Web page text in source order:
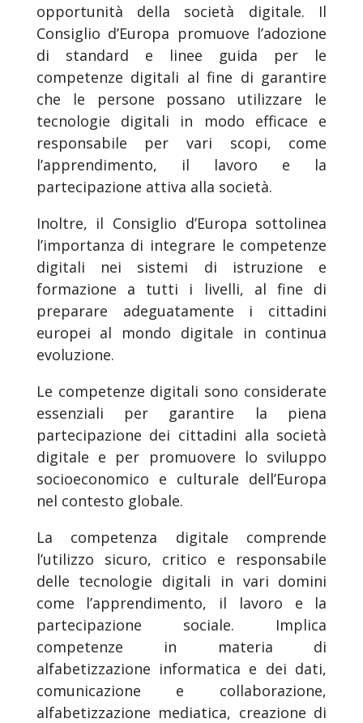
opportunità della società digitale. Il
Consiglio d’Europa promuove l’adozione
di standard e linee guida per le
competenze digitali al fine di garantire
che le persone possano utilizzare le
tecnologie digitali in modo efficace e
responsabile per vari scopi, come
l’apprendimento, il lavoro e la
partecipazione attiva alla società.
Inoltre, il Consiglio d’Europa sottolinea
l’importanza di integrare le competenze
digitali nei sistemi di istruzione e
formazione a tutti i livelli, al fine di
preparare adeguatamente i cittadini
europei al mondo digitale in continua
evoluzione.
Le competenze digitali sono considerate
essenziali per garantire la piena
partecipazione dei cittadini alla società
digitale e per promuovere lo sviluppo
socioeconomico e culturale dell’Europa
nel contesto globale.
La competenza digitale comprende
l’utilizzo sicuro, critico e responsabile
delle tecnologie digitali in vari domini
come l’apprendimento, il lavoro e la
partecipazione sociale. Implica
competenze in materia di
alfabetizzazione informatica e dei dati,
comunicazione e collaborazione,
alfabetizzazione mediatica, creazione di